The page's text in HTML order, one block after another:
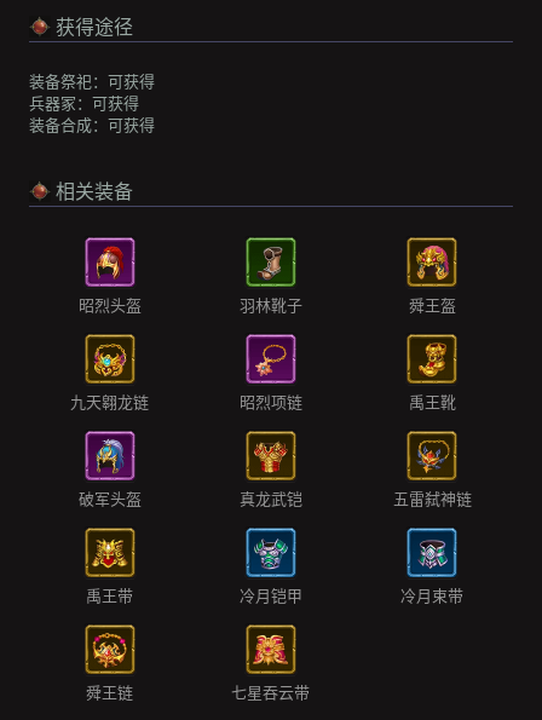
获得途径
装备祭祀： 可获得
兵器冢： 可获得
装备合成： 可获得
相关装备
昭烈头盔 羽林靴子 舜王盔
九天翱龙链 昭烈项链 禹王靴
破军头盔 真龙武铠 五雷弑神链
禹王带 冷月铠甲 冷月束带
舜王链 七星吞云带